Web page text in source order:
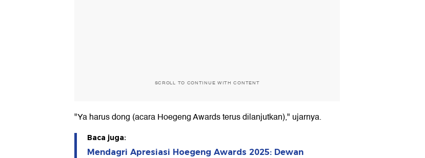
SCROLL TO CONTINUE WITH CONTENT
"Ya harus dong (acara Hoegeng Awards terus dilanjutkan)," ujarnya.
Baca juga:
Mendagri Apresiasi Hoegeng Awards 2025: Dewan